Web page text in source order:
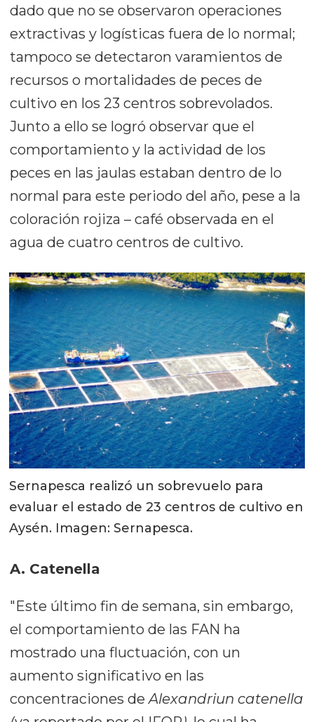
dado que no se observaron operaciones
extractivas y logísticas fuera de lo normal;
tampoco se detectaron varamientos de
recursos o mortalidades de peces de
cultivo en los 23 centros sobrevolados.
Junto a ello se logró observar que el
comportamiento y la actividad de los
peces en las jaulas estaban dentro de lo
normal para este periodo del año, pese a la
coloración rojiza – café observada en el
agua de cuatro centros de cultivo.
Sernapesca realizó un sobrevuelo para
evaluar el estado de 23 centros de cultivo en
Aysén. Imagen: Sernapesca.
A. Catenella
"Este último fin de semana, sin embargo,
el comportamiento de las FAN ha
mostrado una fluctuación, con un
aumento significativo en las
concentraciones deAlexandriun catenella